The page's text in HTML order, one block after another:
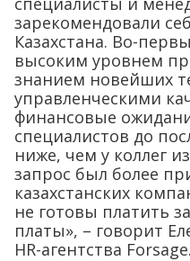
зарекомендовали
Казахстана. Во-
высоким уровнем
знанием новейших
управленческими
финансовые
специалистов до
ниже, чем у коллег
запрос был более
казахстанских
не готовы платить
платы», – говорит
HR-агентства Forsage.